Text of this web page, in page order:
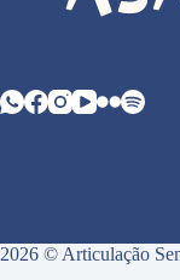
2026 © Articulação